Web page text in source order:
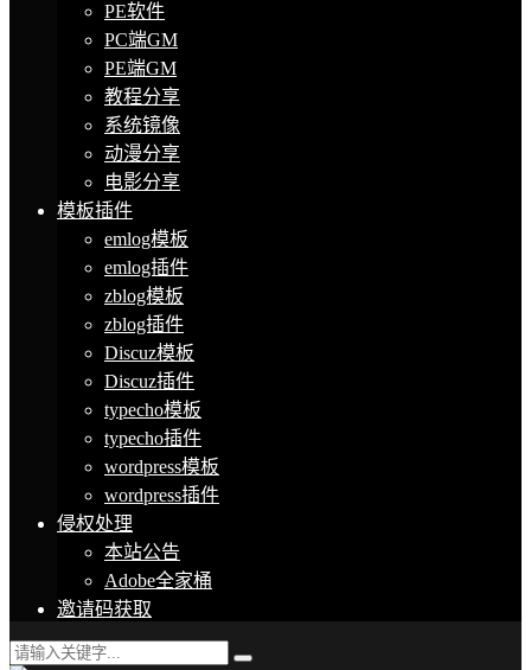
PE软件
PC端GM
PE端GM
教程分享
系统镜像
动漫分享
电影分享
模板插件
emlog模板
emlog插件
zblog模板
zblog插件
Discuz模板
Discuz插件
typecho模板
typecho插件
wordpress模板
wordpress插件
侵权处理
本站公告
Adobe全家桶
邀请码获取